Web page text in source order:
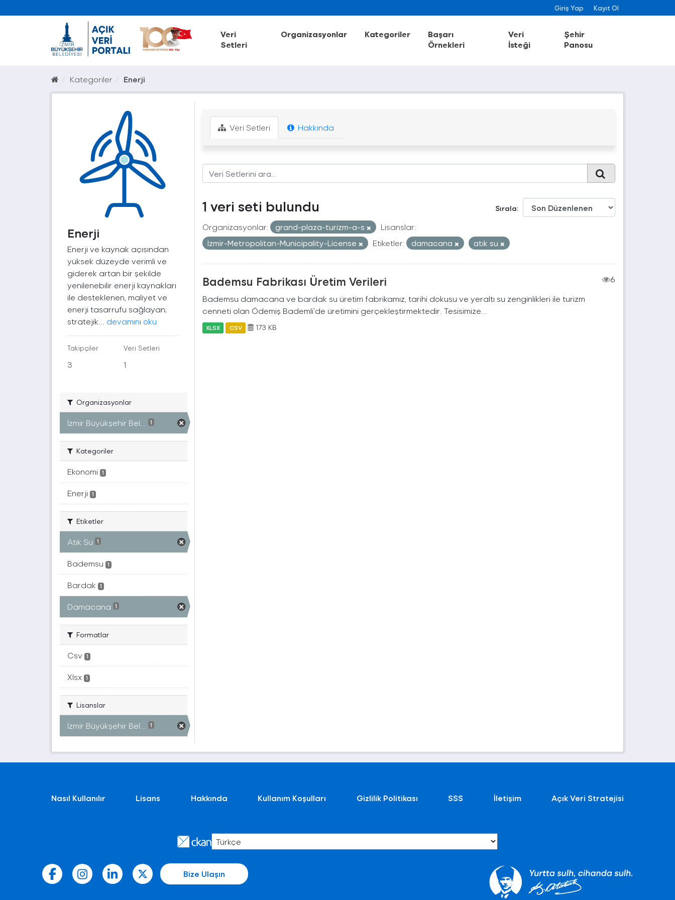
Giriş Yap Kayıt Ol
Veri
Setleri
Organizasyonlar Kategoriler
Başarı
Örnekleri
Veri
İsteği
Şehir
Panosu
Kategoriler Enerji
Enerji
Enerji ve kaynak açısından
yüksek düzeyde verimli ve
giderek artan bir şekilde
yenilenebilir enerji kaynakları
ile desteklenen, maliyet ve
enerji tasarrufu sağlayan;
stratejik... devamını oku
Takipçiler
3
Veri Setleri
1
Organizasyonlar
İzmir Büyükşehir Bel... 1
Kategoriler
Ekonomi 1
Enerji 1
Etiketler
Atık Su 1
Bademsu 1
Bardak 1
Damacana 1
Formatlar
Csv 1
Xlsx 1
Lisanslar
İzmir Büyükşehir Bel... 1
Veri Setleri Hakkında
Sırala
1 veri seti bulundu
Organizasyonlar: grand-plaza-turizm-a-s
Lisanslar:
Izmir-Metropolitan-Municipality-License
Etiketler: damacana atık su
Bademsu Fabrikası Üretim Verileri
6
Bademsu damacana ve bardak su üretim fabrikamız, tarihi dokusu ve yeraltı su zenginlikleri ile turizm
cenneti olan Ödemiş Bademli’de üretimini gerçekleştirmektedir. Tesisimize...
XLSX CSV 173 KB
Nasıl Kullanılır Lisans Hakkında Kullanım Koşulları Gizlilik Politikası SSS İletişim Açık Veri Stratejisi
Bize Ulaşın